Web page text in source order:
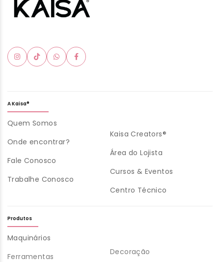
A Kaisa®
Quem Somos
Onde encontrar?
Fale Conosco
Trabalhe Conosco
Kaisa Creators®
Área do Lojista
Cursos & Eventos
Centro Técnico
Produtos
Maquinários
Ferramentas
Decoração